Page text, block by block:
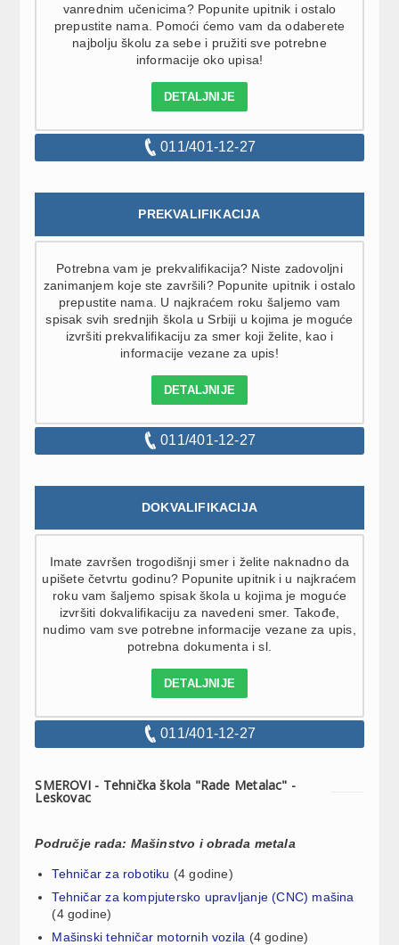
vanrednim učenicima? Popunite upitnik i ostalo
prepustite nama. Pomoći ćemo vam da odaberete
najbolju školu za sebe i pružiti sve potrebne
informacije oko upisa!
DETALJNIJE
011/401-12-27
PREKVALIFIKACIJA
Potrebna vam je prekvalifikacija? Niste zadovoljni
zanimanjem koje ste završili? Popunite upitnik i ostalo
prepustite nama. U najkraćem roku šaljemo vam
spisak svih srednjih škola u Srbiji u kojima je moguće
izvršiti prekvalifikaciju za smer koji želite, kao i
informacije vezane za upis!
DETALJNIJE
011/401-12-27
DOKVALIFIKACIJA
Imate završen trogodišnji smer i želite naknadno da
upišete četvrtu godinu? Popunite upitnik i u najkraćem
roku vam šaljemo spisak škola u kojima je moguće
izvršiti dokvalifikaciju za navedeni smer. Takođe,
nudimo vam sve potrebne informacije vezane za upis,
potrebna dokumenta i sl.
DETALJNIJE
011/401-12-27
SMEROVI - Tehnička škola "Rade Metalac" -
Leskovac
Područje rada: Mašinstvo i obrada metala
Tehničar za robotiku (4 godine)
Tehničar za kompjutersko upravljanje (CNC) mašina
(4 godine)
Mašinski tehničar motornih vozila (4 godine)